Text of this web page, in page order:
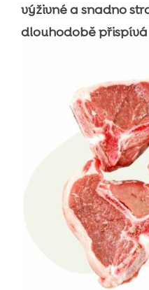
výživné a snadno
dlouhodobě